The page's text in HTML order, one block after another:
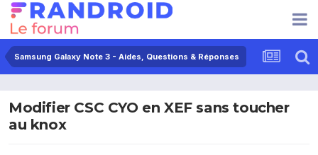
Samsung Galaxy Note 3 - Aides, Questions & Réponses
Modifier CSC CYO en XEF sans toucher
au knox